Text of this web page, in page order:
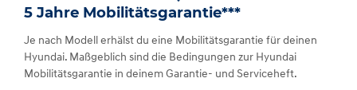
5 Jahre Mobilitätsgarantie***
Je nach Modell erhälst du eine Mobilitätsgarantie für deinen
Hyundai. Maßgeblich sind die Bedingungen zur Hyundai
Mobilitätsgarantie in deinem Garantie- und Serviceheft.